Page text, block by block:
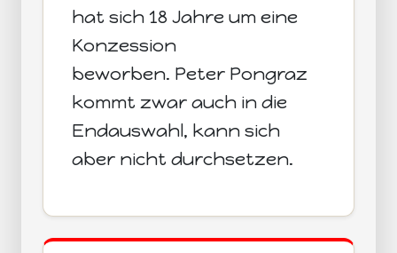
hat sich 18 Jahre um eine
Konzession
beworben. Peter Pongraz
kommt zwar auch in die
Endauswahl, kann sich
aber nicht durchsetzen.